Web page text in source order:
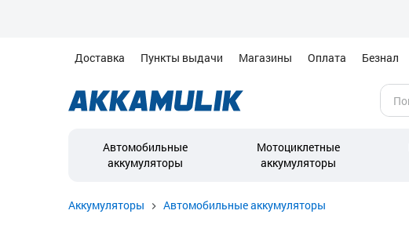
Доставка Пункты выдачи Магазины Оплата Безнал
Автомобильные
аккумуляторы
Мотоциклетные
аккумуляторы
Аккумуляторы Автомобильные аккумуляторы